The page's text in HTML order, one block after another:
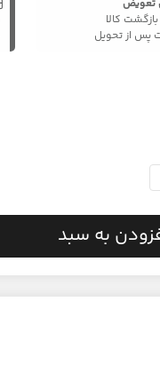
تعویض
کالا
به سبد